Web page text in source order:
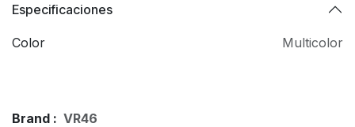
Especificaciones
Color Multicolor
Brand : VR46